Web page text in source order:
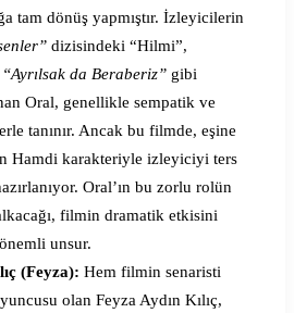
tam dönüş yapmıştır. İzleyicilerin
dizisindeki “Hilmi”,
“Ayrılsak da Beraberiz” gibi
Oral, genellikle sempatik ve
tanınır. Ancak bu filmde, eşine
Hamdi karakteriyle izleyiciyi ters
Oral’ın bu zorlu rolün
filmin dramatik etkisini
unsur.
(Feyza): Hem filmin senaristi
olan Feyza Aydın Kılıç,